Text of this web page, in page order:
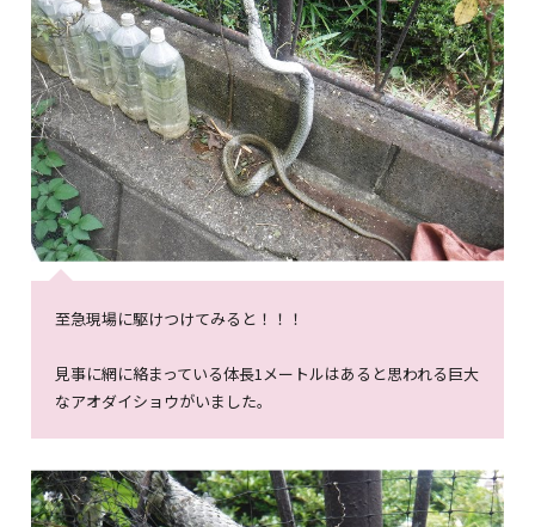
至急現場に駆けつけてみると！！！
見事に網に絡まっている体長1メートルはあると思われる巨大
なアオダイショウがいました。